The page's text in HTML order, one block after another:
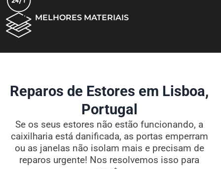
MELHORES MATERIAIS
Reparos de Estores em Lisboa,
Portugal
Se os seus estores não estão funcionando, a
caixilharia está danificada, as portas emperram
ou as janelas não isolam mais e precisam de
reparos urgente! Nos resolvemos isso para